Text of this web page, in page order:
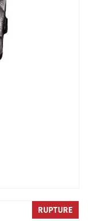
RUPTURE